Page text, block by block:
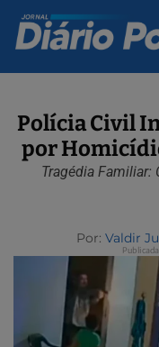
Polícia Civil
por
Tragédia Familiar:
Por: Valdir